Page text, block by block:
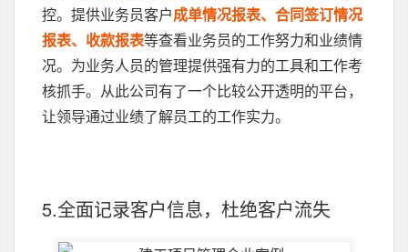
控。提供业务员客户成单情况报表、合同签订情况
报表、收款报表等查看业务员的工作努力和业绩情
况。为业务人员的管理提供强有力的工具和工作考
核抓手。从此公司有了一个比较公开透明的平台，
让领导通过业绩了解员工的工作实力。
5.全面记录客户信息，杜绝客户流失